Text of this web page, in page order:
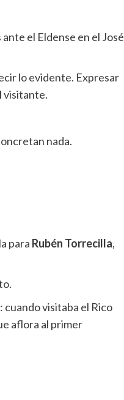
el Eldense en el José
lo evidente. Expresar
visitante.
nada.
para Rubén Torrecilla,
cuando visitaba el Rico
aflora al primer